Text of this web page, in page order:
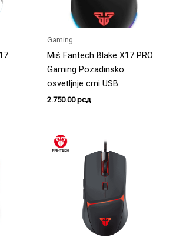
Gaming
Miš Fantech Blake X17 PRO
Gaming Pozadinsko
osvetljnje crni USB
2.750.00рсд